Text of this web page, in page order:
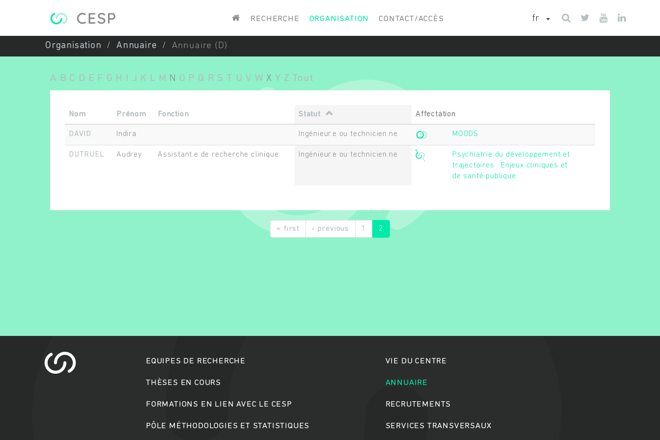
RECHERCHE ORGANISATION CONTACT/ACCÈS fr
Organisation Annuaire Annuaire (D)
A B C D E F G H J K L M N O P Q R S T U V W X Y Z Tout
Nom Prénom Fonction Statut Affectation
DAVID Indira Ingénieur.e ou technicien.ne MOODS
DUTRUEL Audrey Assistant.e de recherche clinique Ingénieur.e ou technicien.ne
Psychiatrie du développement et
trajectoires : Enjeux cliniques et
de santé publique
« first ‹ previous 1 2
EQUIPES DE RECHERCHE
THÈSES EN COURS
FORMATIONS EN LIEN AVEC LE CESP
PÔLE MÉTHODOLOGIES ET STATISTIQUES
VIE DU CENTRE
ANNUAIRE
RECRUTEMENTS
SERVICES TRANSVERSAUX